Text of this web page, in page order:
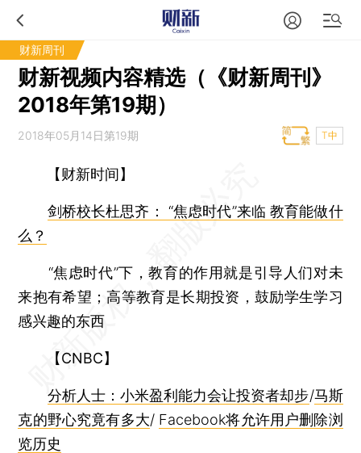
财新周刊
财新视频内容精选（《财新周刊》
2018年第19期）
2018年05月14日第19期 T中
【财新时间】
剑桥校长杜思齐： “焦虑时代”来临 教育能做什
么？
“焦虑时代”下，教育的作用就是引导人们对未
来抱有希望；高等教育是长期投资，鼓励学生学习
感兴趣的东西
【CNBC】
分析人士：小米盈利能力会让投资者却步/马斯
克的野心究竟有多大/ Facebook将允许用户删除浏
览历史